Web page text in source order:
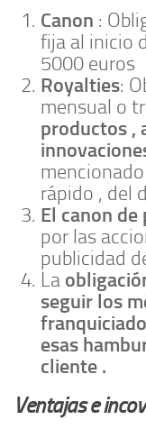
Canon :
fija al inicio
5000 euros
Royalties:
mensual o
productos ,
rápido , del
El canon
por las
publicidad
La
seguir los
franquiciado
esas
cliente .
Ventajas e